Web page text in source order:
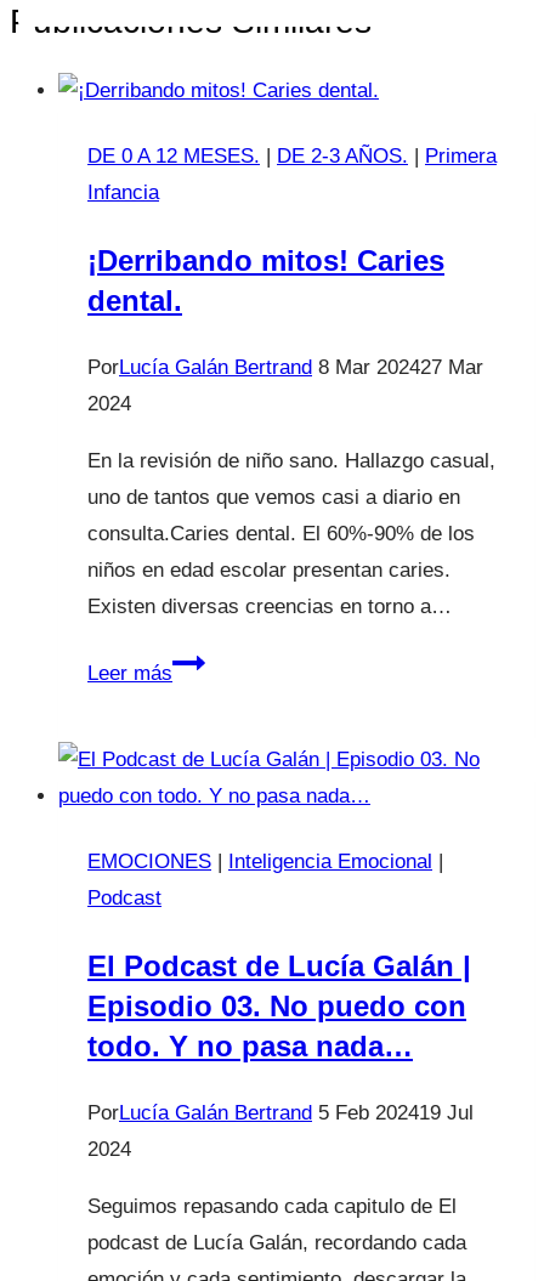
Publicaciones Similares
DE 0 A 12 MESES. | DE 2-3 AÑOS. | Primera
Infancia
¡Derribando mitos! Caries
dental.
PorLucía Galán Bertrand 8 Mar 202427 Mar
2024
En la revisión de niño sano. Hallazgo casual,
uno de tantos que vemos casi a diario en
consulta.Caries dental. El 60%-90% de los
niños en edad escolar presentan caries.
Existen diversas creencias en torno a…
Leer más¡Derribando
dental.
EMOCIONES | Inteligencia Emocional |
Podcast
El Podcast de Lucía Galán |
Episodio 03. No puedo con
todo. Y no pasa nada…
PorLucía Galán Bertrand 5 Feb 202419 Jul
2024
Seguimos repasando cada capitulo de El
podcast de Lucía Galán, recordando cada